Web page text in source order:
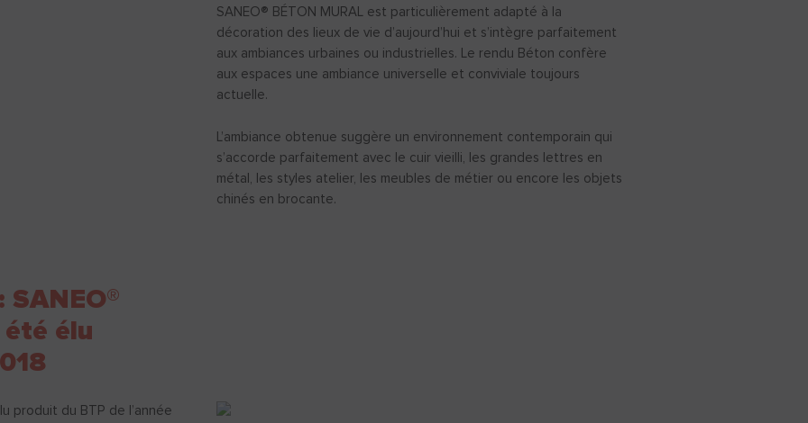
SANEO® BÉTON MURAL est particulièrement adapté à la
décoration des lieux de vie d’aujourd’hui et s’intègre parfaitement
aux ambiances urbaines ou industrielles. Le rendu Béton confère
aux espaces une ambiance universelle et conviviale toujours
actuelle.
L’ambiance obtenue suggère un environnement contemporain qui
s’accorde parfaitement avec le cuir vieilli, les grandes lettres en
métal, les styles atelier, les meubles de métier ou encore les objets
chinés en brocante.
été élu
produit du BTP de l’année